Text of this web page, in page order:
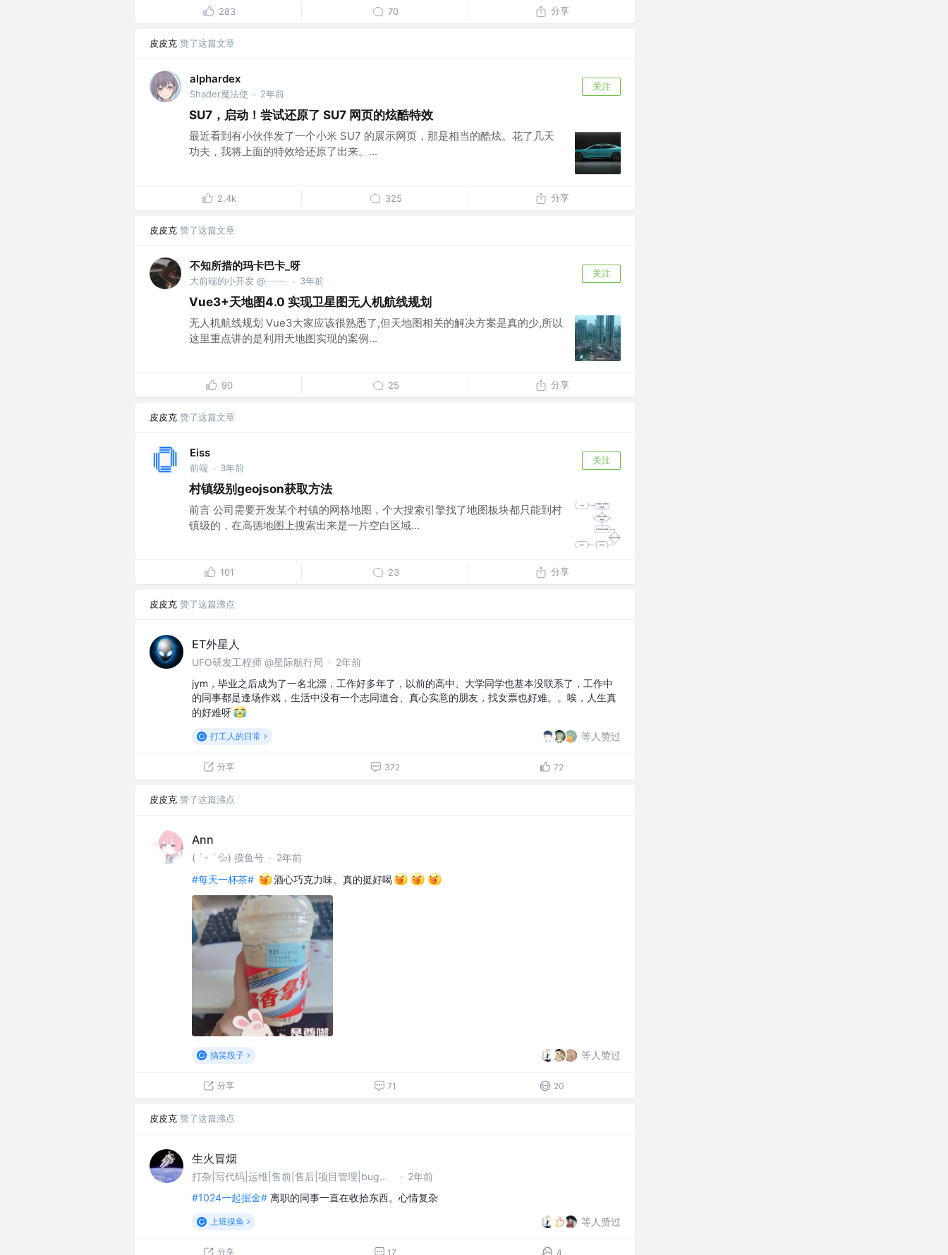
283 70 分享
皮皮克 赞了这篇文章
alphardex
Shader魔法使 · 2年前
关注
SU7，启动！尝试还原了 SU7 网页的炫酷特效
最近看到有小伙伴发了一个小米 SU7 的展示网页，那是相当的酷炫。花了几天
功夫，我将上面的特效给还原了出来。...
2.4k 325 分享
皮皮克 赞了这篇文章
不知所措的玛卡巴卡_呀
大前端的小开发 @········ · 3年前
关注
Vue3+天地图4.0 实现卫星图无人机航线规划
无人机航线规划 Vue3大家应该很熟悉了,但天地图相关的解决方案是真的少,所以
这里重点讲的是利用天地图实现的案例...
90 25 分享
皮皮克 赞了这篇文章
Eiss
前端 · 3年前
关注
村镇级别geojson获取方法
前言 公司需要开发某个村镇的网格地图，个大搜索引擎找了地图板块都只能到村
镇级的，在高德地图上搜索出来是一片空白区域...
101 23 分享
皮皮克 赞了这篇沸点
ET外星人
UFO研发工程师 @星际航行局 · 2年前
jym，毕业之后成为了一名北漂，工作好多年了，以前的高中、大学同学也基本没联系了，工作中
的同事都是逢场作戏，生活中没有一个志同道合、真心实意的朋友，找女票也好难。。唉，人生真
的好难呀
打工人的日常 等人赞过
分享 372 72
皮皮克 赞了这篇沸点
Ann
( ˊ ᵕ ˋ 💦) 摸鱼号 · 2年前
#每天一杯茶#
酒心巧克力味。真的挺好喝
搞笑段子 等人赞过
分享 71 20
皮皮克 赞了这篇沸点
生火冒烟
打杂|写代码|运维|售前|售后|项目管理|bug路由器 @https://an.rustfisher.com · 2年前
#1024一起掘金# 离职的同事一直在收拾东西。心情复杂
上班摸鱼 等人赞过
分享 17 4